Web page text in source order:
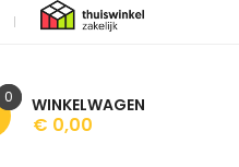
WINKELWAGEN
0
€ 0,00